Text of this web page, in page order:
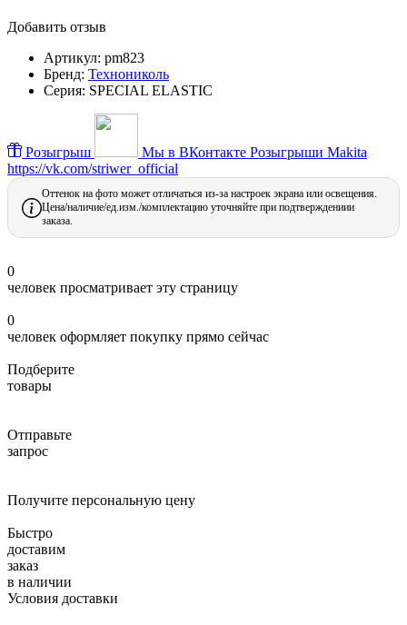
Добавить отзыв
Артикул: pm823
Бренд: Технониколь
Серия: SPECIAL ELASTIC
Розыгрыш Мы в ВКонтакте Розыгрыши Makita
https://vk.com/striwer_official
Оттенок на фото может отличаться из-за настроек экрана или освещения.
Цена/наличие/ед.изм./комплектацию уточняйте при подтверждениии
заказа.
0
человек просматривает эту страницу
0
человек оформляет покупку прямо сейчас
Подберите
товары
Отправьте
запрос
Получите персональную цену
Быстро
доставим
заказ
в наличии
Условия доставки